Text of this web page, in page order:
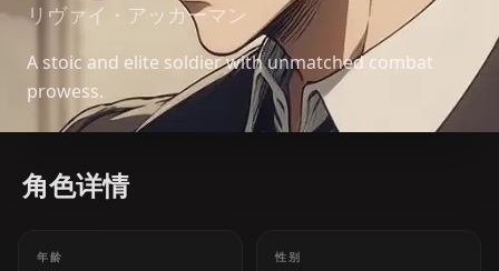
リヴァイ・アッカーマン
A stoic and elite soldier with unmatched combat
prowess.
角色详情
年龄 性别